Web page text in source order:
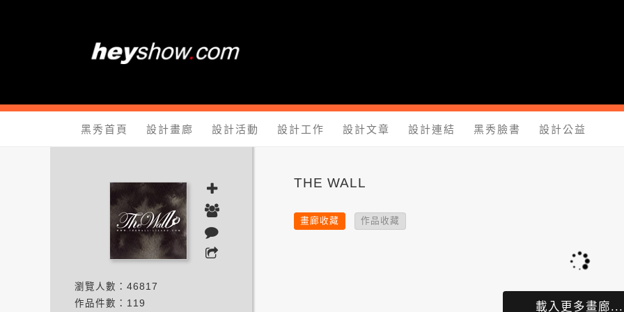
黑秀首頁 設計畫廊 設計活動 設計工作 設計文章 設計連結 黑秀臉書 設計公益
THE WALL
畫廊收藏 作品收藏
載入更多畫廊...
瀏覽人數：46817
作品件數：119